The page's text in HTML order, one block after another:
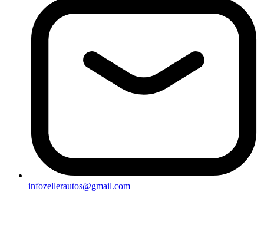
infozellerautos@gmail.com